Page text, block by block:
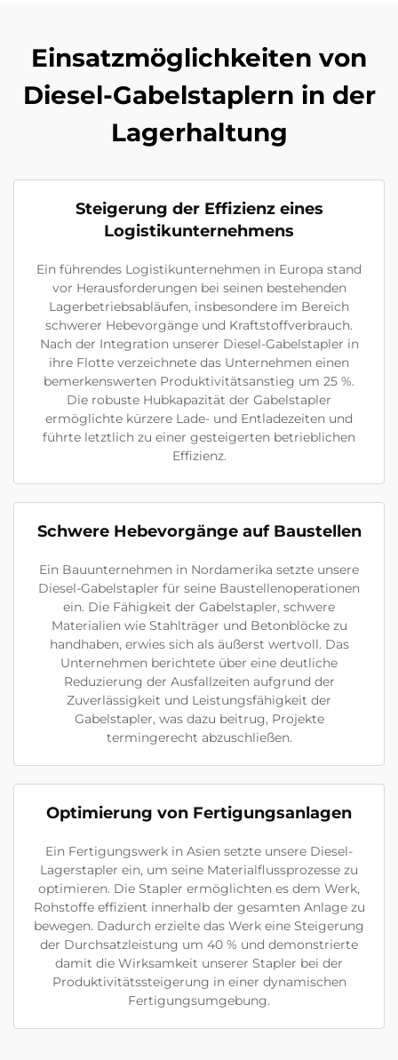
Einsatzmöglichkeiten von
Diesel-Gabelstaplern in der
Lagerhaltung
Steigerung der Effizienz eines
Logistikunternehmens
Ein führendes Logistikunternehmen in Europa stand
vor Herausforderungen bei seinen bestehenden
Lagerbetriebsabläufen, insbesondere im Bereich
schwerer Hebevorgänge und Kraftstoffverbrauch.
Nach der Integration unserer Diesel-Gabelstapler in
ihre Flotte verzeichnete das Unternehmen einen
bemerkenswerten Produktivitätsanstieg um 25 %.
Die robuste Hubkapazität der Gabelstapler
ermöglichte kürzere Lade- und Entladezeiten und
führte letztlich zu einer gesteigerten betrieblichen
Effizienz.
Schwere Hebevorgänge auf Baustellen
Ein Bauunternehmen in Nordamerika setzte unsere
Diesel-Gabelstapler für seine Baustellenoperationen
ein. Die Fähigkeit der Gabelstapler, schwere
Materialien wie Stahlträger und Betonblöcke zu
handhaben, erwies sich als äußerst wertvoll. Das
Unternehmen berichtete über eine deutliche
Reduzierung der Ausfallzeiten aufgrund der
Zuverlässigkeit und Leistungsfähigkeit der
Gabelstapler, was dazu beitrug, Projekte
termingerecht abzuschließen.
Optimierung von Fertigungsanlagen
Ein Fertigungswerk in Asien setzte unsere Diesel-
Lagerstapler ein, um seine Materialflussprozesse zu
optimieren. Die Stapler ermöglichten es dem Werk,
Rohstoffe effizient innerhalb der gesamten Anlage zu
bewegen. Dadurch erzielte das Werk eine Steigerung
der Durchsatzleistung um 40 % und demonstrierte
damit die Wirksamkeit unserer Stapler bei der
Produktivitätssteigerung in einer dynamischen
Fertigungsumgebung.